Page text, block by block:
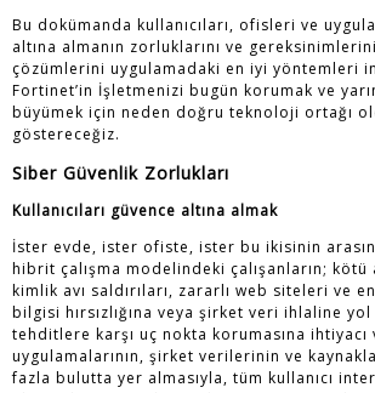
Bu dokümanda kullanıcıları, ofisleri ve
altına almanın zorluklarını ve
çözümlerini uygulamadaki en iyi yöntemleri
Fortinet’in İşletmenizi bugün korumak ve
büyümek için neden doğru teknoloji ortağı
göstereceğiz.
Siber Güvenlik Zorlukları
Kullanıcıları güvence altına almak
İster evde, ister ofiste, ister bu ikisinin
hibrit çalışma modelindeki çalışanların; kötü
kimlik avı saldırıları, zararlı web siteleri ve
bilgisi hırsızlığına veya şirket veri ihlaline
tehditlere karşı uç nokta korumasına ihtiyacı
uygulamalarının, şirket verilerinin ve
fazla bulutta yer almasıyla, tüm kullanıcı